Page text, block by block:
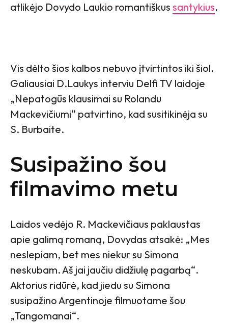
atlikėjo Dovydo Laukio romantiškus santykius.
Vis dėlto šios kalbos nebuvo įtvirtintos iki šiol.
Galiausiai D.Laukys interviu Delfi TV laidoje
„Nepatogūs klausimai su Rolandu
Mackevičiumi“ patvirtino, kad susitikinėja su
S. Burbaite.
Susipažino šou
filmavimo metu
Laidos vedėjo R. Mackevičiaus paklaustas
apie galimą romaną, Dovydas atsakė: „Mes
neslepiam, bet mes niekur su Simona
neskubam. Aš jai jaučiu didžiulę pagarbą“.
Aktorius ridūrė, kad jiedu su Simona
susipažino Argentinoje filmuotame šou
„Tangomanai“.